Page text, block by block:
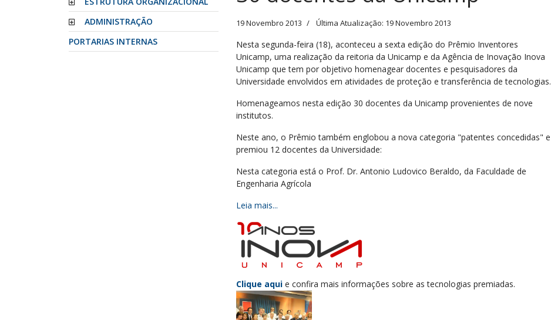
ADMINISTRAÇÃO
PORTARIAS INTERNAS
19 Novembro 2013 Última Atualização: 19 Novembro 2013
Nesta segunda-feira (18), aconteceu a sexta edição do Prêmio Inventores
Unicamp, uma realização da reitoria da Unicamp e da Agência de Inovação Inova
Unicamp que tem por objetivo homenagear docentes e pesquisadores da
Universidade envolvidos em atividades de proteção e transferência de tecnologias.
Homenageamos nesta edição 30 docentes da Unicamp provenientes de nove
institutos.
Neste ano, o Prêmio também englobou a nova categoria "patentes concedidas" e
premiou 12 docentes da Universidade:
Nesta categoria está o Prof. Dr. Antonio Ludovico Beraldo, da Faculdade de
Engenharia Agrícola
Leia mais...
Clique aqui e confira mais informações sobre as tecnologias premiadas.